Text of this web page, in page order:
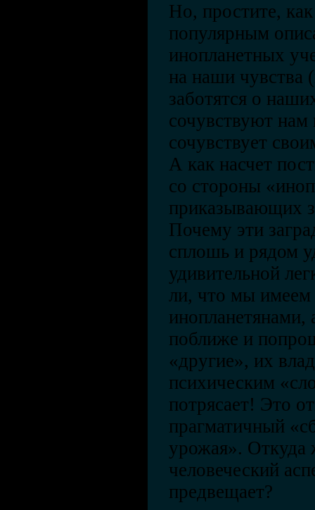
Но, простите,
популярным
инопланетных
на наши чувства
заботятся о
сочувствуют
сочувствует
А как насчет
со стороны
приказывающих
Почему эти
сплошь и рядом
удивительной
ли, что мы имеем
инопланетянами,
поближе и
«другие», их
психическим
потрясает! Это
прагматичный
урожая». Откуда
человеческий
предвещает?